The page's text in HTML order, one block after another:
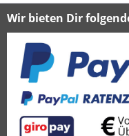
Wir bieten Dir